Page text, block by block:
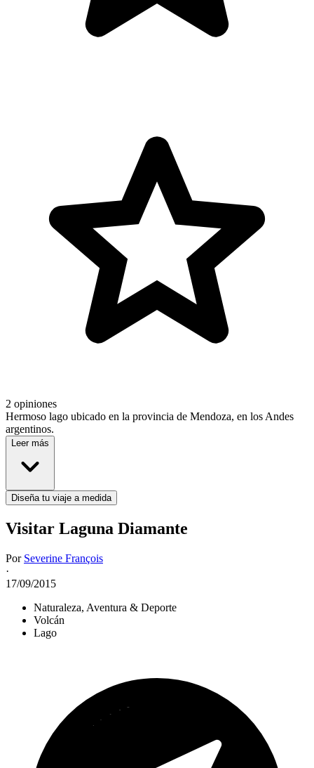
2 opiniones
Hermoso lago ubicado en la provincia de Mendoza, en los Andes
argentinos.
Leer más
Diseña tu viaje a medida
Visitar Laguna Diamante
Por Severine François
·
17/09/2015
Naturaleza, Aventura & Deporte
Volcán
Lago